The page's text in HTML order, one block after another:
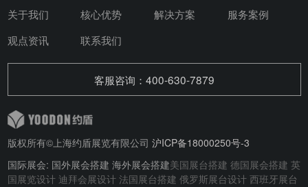
关于我们 核心优势 解决方案
服务案例
观点资讯
联系我们
客服咨询：400-630-7879
版权所有©上海约盾展览有限公司 沪ICP备18000250号-3
国际展会: 国外展会搭建 海外展会搭建美国展台搭建 德国展会搭建 英
国展览设计 迪拜会展设计 法国展台搭建 俄罗斯展台设计 西班牙展台